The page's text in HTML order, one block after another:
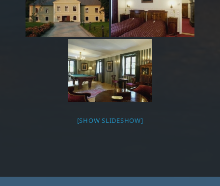
[SHOW SLIDESHOW]